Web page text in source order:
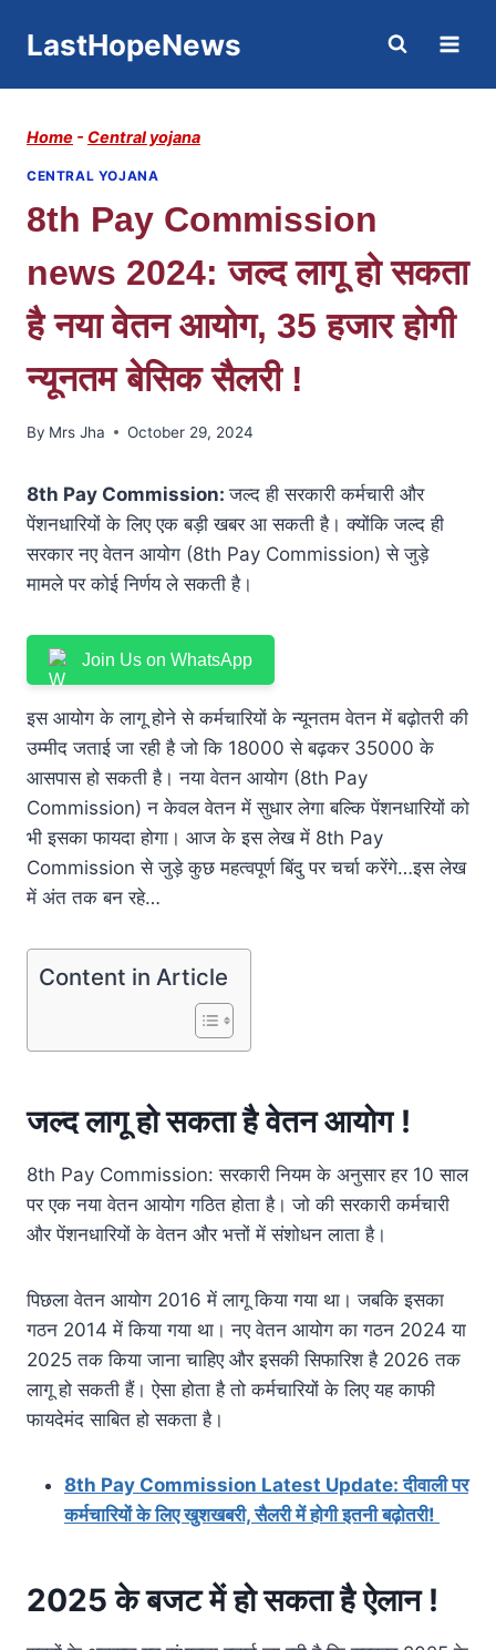
LastHopeNews
Home - Central yojana
CENTRAL YOJANA
8th Pay Commission
news 2024: जल्द लागू हो सकता
है नया वेतन आयोग, 35 हजार होगी
न्यूनतम बेसिक सैलरी !
By Mrs Jha October 29, 2024
8th Pay Commission:जल्द ही सरकारी कर्मचारी और
पेंशनधारियों के लिए एक बड़ी खबर आ सकती है। क्योंकि जल्द ही
सरकार नए वेतन आयोग (8th Pay Commission) से जुड़े
मामले पर कोई निर्णय ले सकती है।
Join Us on WhatsApp
इस आयोग के लागू होने से कर्मचारियों के न्यूनतम वेतन में बढ़ोतरी की
उम्मीद जताई जा रही है जो कि 18000 से बढ़कर 35000 के
आसपास हो सकती है। नया वेतन आयोग (8th Pay
Commission) न केवल वेतन में सुधार लेगा बल्कि पेंशनधारियों को
भी इसका फायदा होगा। आज के इस लेख में 8th Pay
Commission से जुड़े कुछ महत्वपूर्ण बिंदु पर चर्चा करेंगे…इस लेख
में अंत तक बन रहे…
Content in Article
जल्द लागू हो सकता है वेतन आयोग !
8th Pay Commission: सरकारी नियम के अनुसार हर 10 साल
पर एक नया वेतन आयोग गठित होता है। जो की सरकारी कर्मचारी
और पेंशनधारियों के वेतन और भत्तों में संशोधन लाता है।
पिछला वेतन आयोग 2016 में लागू किया गया था। जबकि इसका
गठन 2014 में किया गया था। नए वेतन आयोग का गठन 2024 या
2025 तक किया जाना चाहिए और इसकी सिफारिश है 2026 तक
लागू हो सकती हैं। ऐसा होता है तो कर्मचारियों के लिए यह काफी
फायदेमंद साबित हो सकता है।
8th Pay Commission Latest Update: दीवाली पर
कर्मचारियों के लिए खुशखबरी, सैलरी में होगी इतनी बढ़ोतरी!
2025 के बजट में हो सकता है ऐलान !